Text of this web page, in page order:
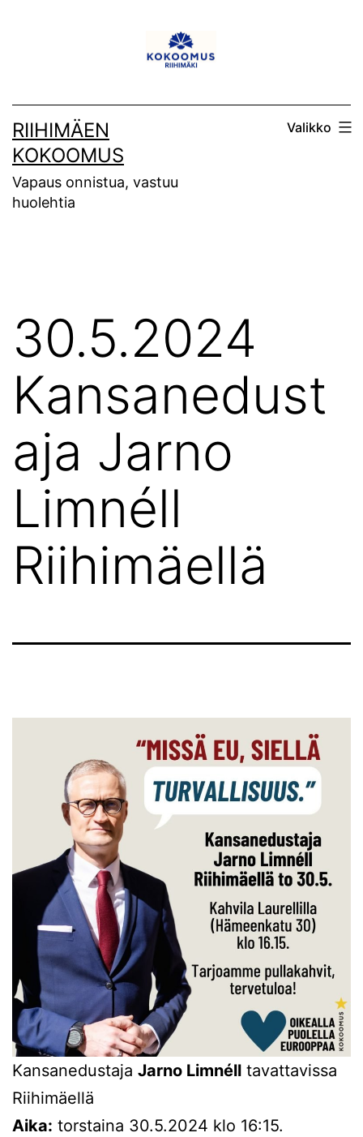
RIIHIMÄEN
KOKOOMUS
Vapaus onnistua, vastuu
huolehtia
Valikko
30.5.2024
Kansanedust
aja Jarno
Limnéll
Riihimäellä
Kansanedustaja Jarno Limnéll tavattavissa
Riihimäellä
Aika: torstaina 30.5.2024 klo 16:15.